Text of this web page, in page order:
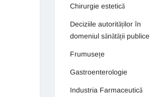
Chirurgie estetică
Deciziile autorităților în
domeniul sănătății publice
Frumusețe
Gastroenterologie
Industria Farmaceutică